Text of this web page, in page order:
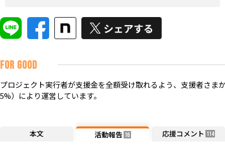
FOR GOOD
プロジェクト実行者が支援金を全額受け取れるよう、支援者さま
5%）により運営しています。
本文 活動報告 16 応援コメント 114